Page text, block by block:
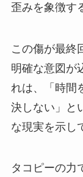
歪みを象徴す
この傷が最終
明確な意図が
れは、「時間
決しない」と
な現実を示し
タコピーの力